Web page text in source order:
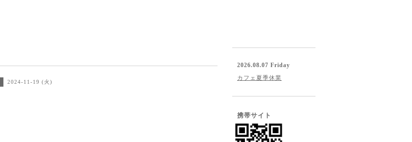
2024-11-19 (火)
2026.08.07 Friday
カフェ夏季休業
携帯サイト